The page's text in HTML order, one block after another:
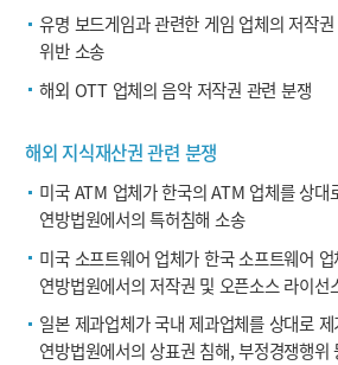
유명 보드게임과 관련한 게임 업체의 저작
위반 소송
해외 OTT 업체의 음악 저작권 관련 분쟁
해외 지식재산권 관련 분쟁
미국 ATM 업체가 한국의 ATM 업체를 상대
연방법원에서의 특허침해 소송
미국 소프트웨어 업체가 한국 소프트웨어
연방법원에서의 저작권 및 오픈소스 라이선
일본 제과업체가 국내 제과업체를 상대로
연방법원에서의 상표권 침해, 부정경쟁행위